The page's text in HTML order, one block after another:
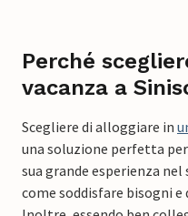
Perché
vacanza a
Scegliere di alloggiare in
una soluzione perfetta
sua grande esperienza nel
come soddisfare bisogni e